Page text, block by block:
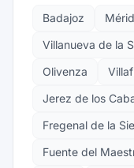
Badajoz
Villanueva de la
Olivenza
Jerez de los
Fregenal de la
Fuente del